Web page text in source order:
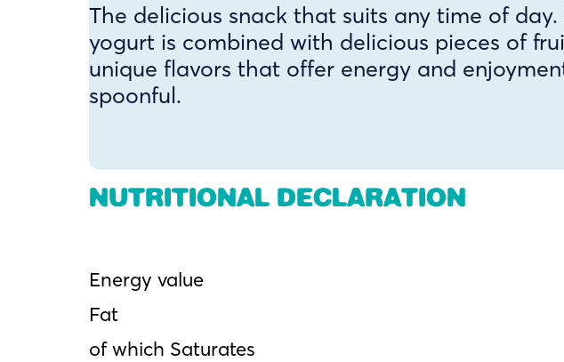
The delicious snack that suits any time of day.
yogurt is combined with delicious pieces of
unique flavors that offer energy and
spoonful.
NUTRITIONAL DECLARATION
Energy value
Fat
of which Saturates